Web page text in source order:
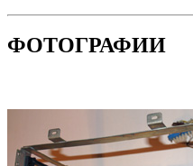
ФОТОГРАФИИ